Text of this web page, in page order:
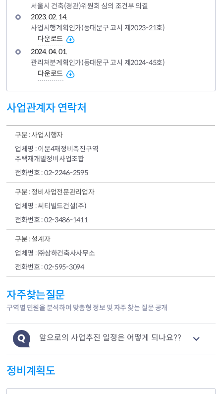
서울시 건축(경관)위원회 심의 조건부 의결
2023. 02. 14.
사업시행계획인가(동대문구 고시 제2023-21호)
다운로드
2024. 04. 01.
관리처분계획인가(동대문구 고시 제2024-45호)
다운로드
사업관계자 연락처
사업시행자
이문4재정비촉진구역
주택재개발정비사업조합
02-2246-2595
정비사업전문관리업자
씨티빌드건설(주)
02-3486-1411
설계자
㈜삼하건축사사무소
02-595-3094
자주찾는질문
구역별 민원을 분석하여 맞춤형 정보 및 자주 찾는 질문 공개
앞으로의 사업추진 일정은 어떻게 되나요??
정비계획도